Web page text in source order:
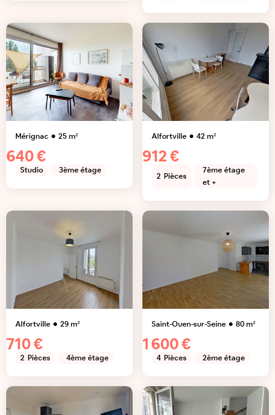
Mérignac 25m²
640 €
Studio 3ème étage
Alfortville 42m²
912 €
2 Pièces
7ème étage
et +
Alfortville 29m²
710 €
2 Pièces 4ème étage
Saint-Ouen-sur-Seine 80m²
1 600 €
4 Pièces 2ème étage